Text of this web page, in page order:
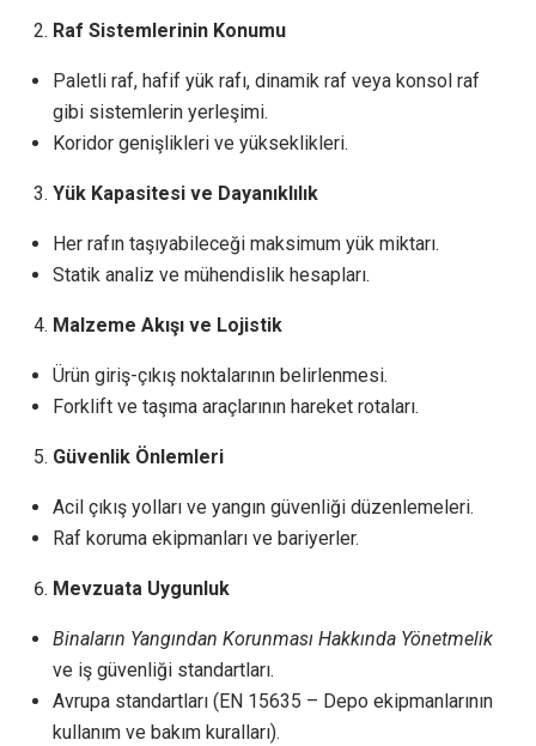
Raf Sistemlerinin Konumu
Paletli raf, hafif yük rafı, dinamik raf veya konsol raf
gibi sistemlerin yerleşimi.
Koridor genişlikleri ve yükseklikleri.
Yük Kapasitesi ve Dayanıklılık
Her rafın taşıyabileceği maksimum yük miktarı.
Statik analiz ve mühendislik hesapları.
Malzeme Akışı ve Lojistik
Ürün giriş-çıkış noktalarının belirlenmesi.
Forklift ve taşıma araçlarının hareket rotaları.
Güvenlik Önlemleri
Acil çıkış yolları ve yangın güvenliği düzenlemeleri.
Raf koruma ekipmanları ve bariyerler.
Mevzuata Uygunluk
Binaların Yangından Korunması Hakkında Yönetmelik
ve iş güvenliği standartları.
Avrupa standartları (EN 15635 – Depo ekipmanlarının
kullanım ve bakım kuralları).